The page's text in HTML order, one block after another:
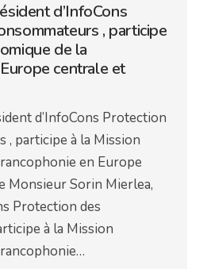
d’InfoCons
, participe
de la
centrale et
d’InfoCons Protection
, participe à la Mission
en Europe
Monsieur Sorin Mierlea,
Protection des
à la Mission